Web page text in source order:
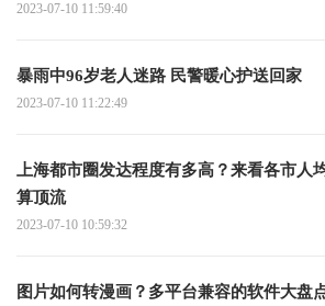
2023-07-10 11:59:40
暴雨中96岁老人迷路 民警暖心护送回家
2023-07-10 11:22:49
上海都市圈发达程度有多高？来看各市人
算顶流
2023-07-10 10:59:32
图片如何转漫画？多平台兼容的软件大盘